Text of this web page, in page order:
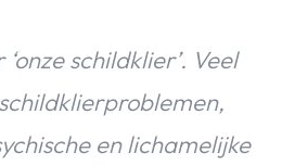
schildklier’. Veel
en lichamelijke